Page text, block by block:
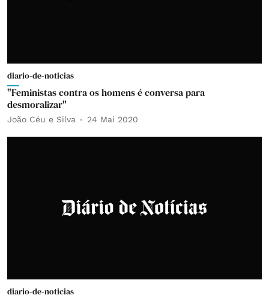
diario-de-noticias
"Feministas contra os homens é conversa para
desmoralizar"
João Céu e Silva 24 Mai 2020
diario-de-noticias